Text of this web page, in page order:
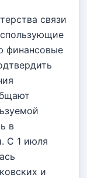
связи
финансовые
в
С 1 июля
и